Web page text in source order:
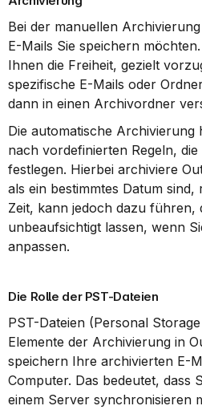
Bei der manuellen
E-Mails Sie speichern
Ihnen die Freiheit, gezielt
spezifische E-Mails oder
dann in einen Archivordner
Die automatische Archivierung
nach vordefinierten Regeln,
festlegen. Hierbei archiviere
als ein bestimmtes Datum sind,
Zeit, kann jedoch dazu führen,
unbeaufsichtigt lassen, wenn
anpassen.
Die Rolle der PST-Dateien
PST-Dateien (Personal
Elemente der Archivierung in
speichern Ihre archivierten E-
Computer. Das bedeutet, dass
einem Server synchronisieren